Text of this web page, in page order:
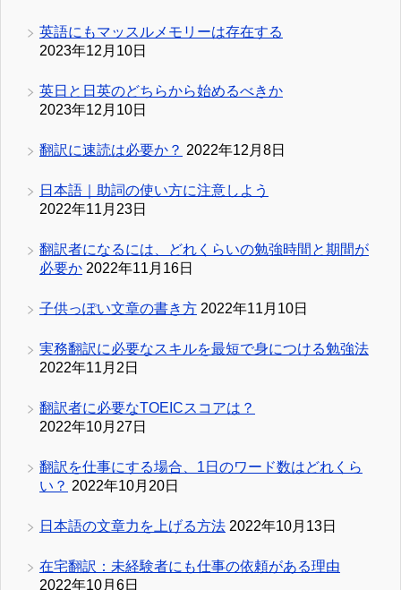
英語にもマッスルメモリーは存在する
2023年12月10日
英日と日英のどちらから始めるべきか
2023年12月10日
翻訳に速読は必要か？ 2022年12月8日
日本語｜助詞の使い方に注意しよう
2022年11月23日
翻訳者になるには、どれくらいの勉強時間と期間が
必要か 2022年11月16日
子供っぽい文章の書き方 2022年11月10日
実務翻訳に必要なスキルを最短で身につける勉強法
2022年11月2日
翻訳者に必要なTOEICスコアは？
2022年10月27日
翻訳を仕事にする場合、1日のワード数はどれくら
い？ 2022年10月20日
日本語の文章力を上げる方法 2022年10月13日
在宅翻訳：未経験者にも仕事の依頼がある理由
2022年10月6日